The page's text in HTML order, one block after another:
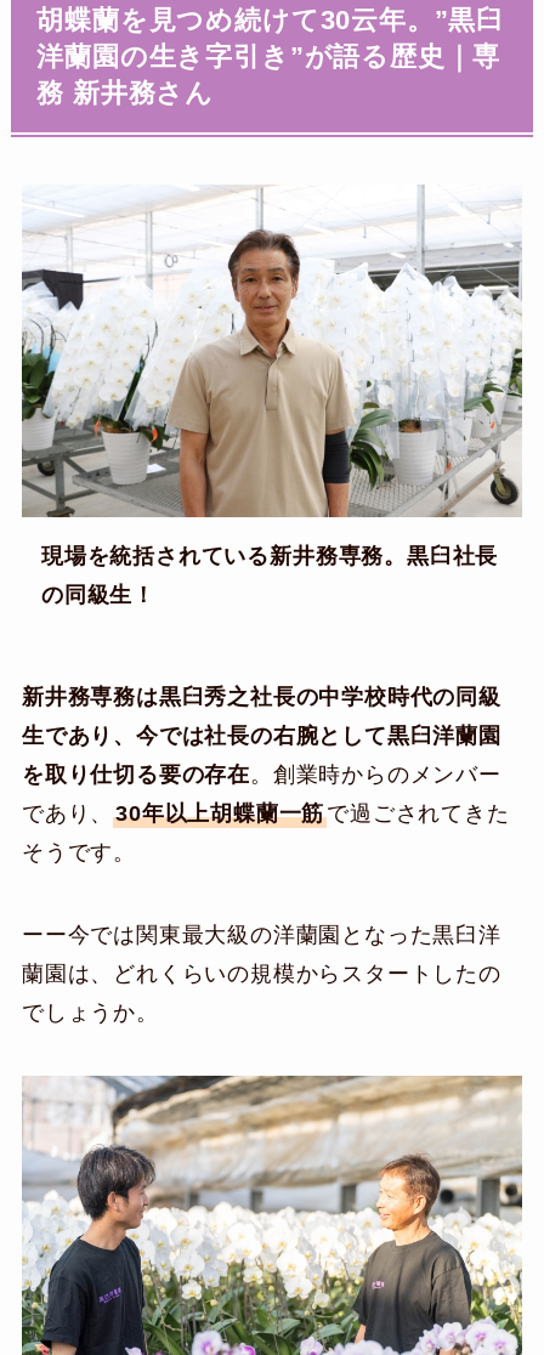
胡蝶蘭を見つめ続けて30云年。”黒臼
洋蘭園の生き字引き”が語る歴史｜専
務 新井務さん
現場を統括されている新井務専務。黒臼社長
の同級生！
新井務専務は黒臼秀之社長の中学校時代の同級
生であり、今では社長の右腕として黒臼洋蘭園
を取り仕切る要の存在。創業時からのメンバー
であり、30年以上胡蝶蘭一筋で過ごされてきた
そうです。
ーー今では関東最大級の洋蘭園となった黒臼洋
蘭園は、どれくらいの規模からスタートしたの
でしょうか。